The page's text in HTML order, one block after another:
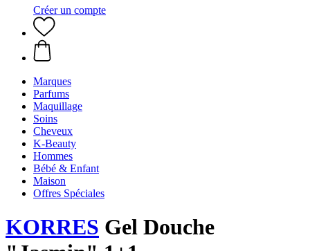
Créer un compte
Marques
Parfums
Maquillage
Soins
Cheveux
K-Beauty
Hommes
Bébé & Enfant
Maison
Offres Spéciales
KORRES Gel Douche